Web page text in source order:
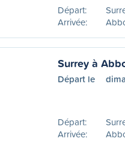
Départ:
Arrivée:
Surrey à
Départ le
Départ:
Arrivée: